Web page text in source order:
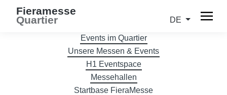
Fieramesse
Quartier DE
Events im Quartier
Unsere Messen & Events
H1 Eventspace
Messehallen
Startbase FieraMesse